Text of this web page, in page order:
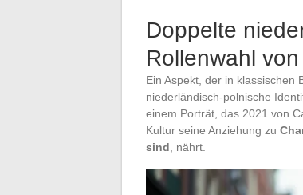
Doppelte
Rollenwahl
Ein Aspekt, der in klassischen
niederländisch-polnische
einem Porträt, das 2021 von
Kultur seine Anziehung zu
sind , nährt.